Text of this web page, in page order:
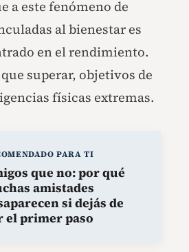
a este fenómeno de
al bienestar es
en el rendimiento.
superar, objetivos de
físicas extremas.
PARA TI
que no: por qué
amistades
si dejás de
el primer paso